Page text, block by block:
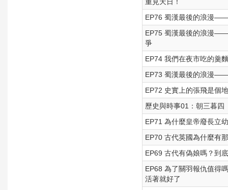
EP76 蜀漢最後的浪漫——
EP75 蜀漢最後的浪漫——
爭
EP74 我們在夜市吃的羹
EP73 蜀漢最後的浪漫
EP72 史實上的張飛是個
歷史與時事01：朝三暮四
EP71 為什麼皇帝廢長立
EP70 古代英國為什麼有
EP69 古代有偽娘嗎？到
EP68 為了關羽報仇值得
活著就好了